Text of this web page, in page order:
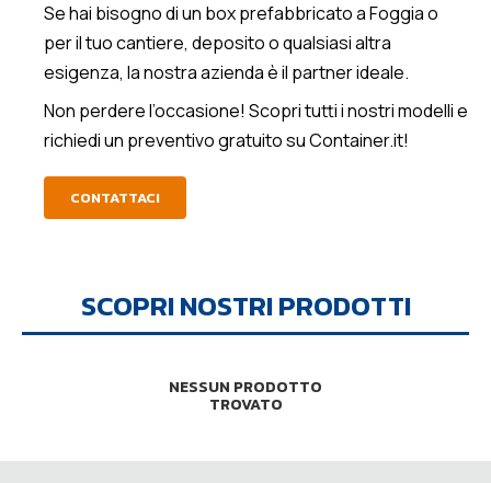
Se hai bisogno di un box prefabbricato a Foggia o
per il tuo cantiere, deposito o qualsiasi altra
esigenza, la nostra azienda è il partner ideale.
Non perdere l’occasione! Scopri tutti i nostri modelli e
richiedi un preventivo gratuito su Container.it!
CONTATTACI
SCOPRI NOSTRI PRODOTTI
NESSUN PRODOTTO
TROVATO